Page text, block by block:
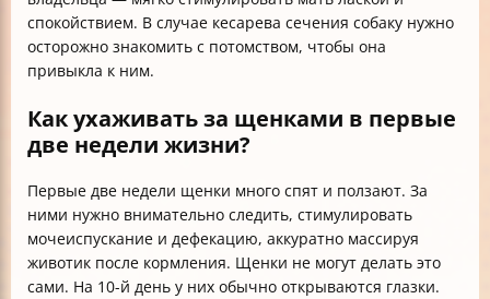
спокойствием. В случае кесарева сечения собаку нужно
осторожно знакомить с потомством, чтобы она
привыкла к ним.
Как ухаживать за щенками в первые
две недели жизни?
Первые две недели щенки много спят и ползают. За
ними нужно внимательно следить, стимулировать
мочеиспускание и дефекацию, аккуратно массируя
животик после кормления. Щенки не могут делать это
сами. На 10-й день у них обычно открываются глазки.